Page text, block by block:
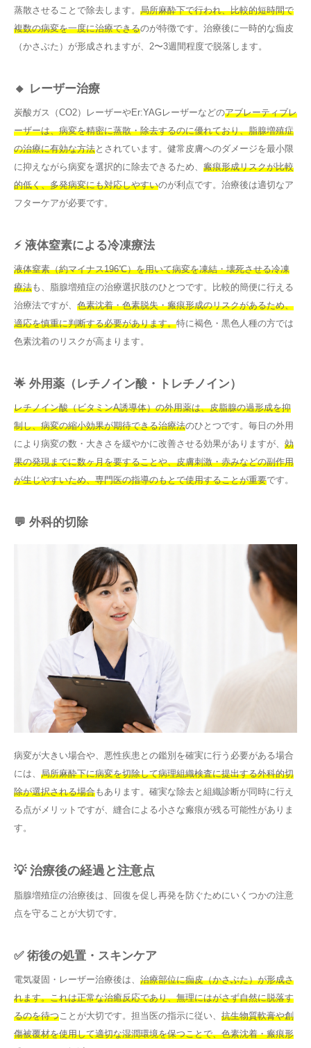
蒸散させることで除去します。 局所麻酔下で行われ、比較的短時間で
複数の病変を一度に治療できるのが特徴です。治療後に一時的な痂皮
（かさぶた）が形成されますが、2〜3週間程度で脱落します。
🔸 レーザー治療
炭酸ガス（CO2）レーザーやEr:YAGレーザーなどのアブレーティブレ
ーザーは、病変を精密に蒸散・除去するのに優れており、脂腺増殖症
の治療に有効な方法とされています。健常皮膚へのダメージを最小限
に抑えながら病変を選択的に除去できるため、 瘢痕形成リスクが比較
的低く、多発病変にも対応しやすいのが利点です。治療後は適切なア
フターケアが必要です。
⚡ 液体窒素による冷凍療法
液体窒素（約マイナス196℃）を用いて病変を凍結・壊死させる冷凍
療法も、脂腺増殖症の治療選択肢のひとつです。比較的簡便に行える
治療法ですが、 色素沈着・色素脱失・瘢痕形成のリスクがあるため、
適応を慎重に判断する必要があります。特に褐色・黒色人種の方では
色素沈着のリスクが高まります。
🌟 外用薬（レチノイン酸・トレチノイン）
レチノイン酸（ビタミンA誘導体）の外用薬は、皮脂腺の過形成を抑
制し、病変の縮小効果が期待できる治療法のひとつです。毎日の外用
により病変の数・大きさを緩やかに改善させる効果がありますが、 効
果の発現までに数ヶ月を要することや、皮膚刺激・赤みなどの副作用
が生じやすいため、専門医の指導のもとで使用することが重要です。
💬 外科的切除
病変が大きい場合や、悪性疾患との鑑別を確実に行う必要がある場合
には、 局所麻酔下に病変を切除して病理組織検査に提出する外科的切
除が選択される場合もあります。確実な除去と組織診断が同時に行え
る点がメリットですが、縫合による小さな瘢痕が残る可能性がありま
す。
💡 治療後の経過と注意点
脂腺増殖症の治療後は、回復を促し再発を防ぐためにいくつかの注意
点を守ることが大切です。
✅ 術後の処置・スキンケア
電気凝固・レーザー治療後は、 治療部位に痂皮（かさぶた）が形成さ
れます。これは正常な治癒反応であり、無理にはがさず自然に脱落す
るのを待つことが大切です。担当医の指示に従い、 抗生物質軟膏や創
傷被覆材を使用して適切な湿潤環境を保つことで、色素沈着・瘢痕形